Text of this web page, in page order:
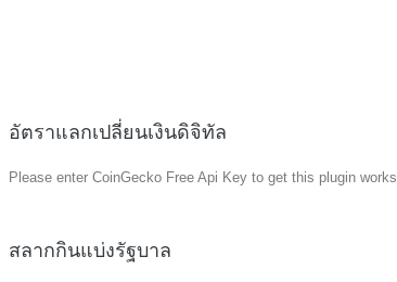
อัตราแลกเปลี่ยนเงินดิจิทัล
Please enter CoinGecko Free Api Key to get this plugin works.
สลากกินแบ่งรัฐบาล